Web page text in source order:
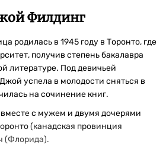
Филдинг
родилась в 1945 году в Торонто, где
получив степень бакалавра
литературе. Под девичьей
успела в молодости сняться в
на сочинение книг.
с мужем и двумя дочерями
(канадская провинция
(Флорида).